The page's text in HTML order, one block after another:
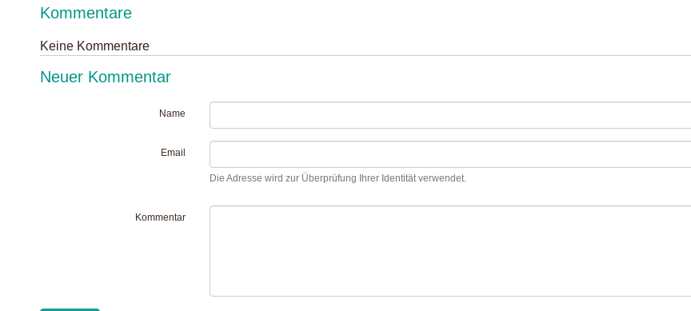
Kommentare
Keine Kommentare
Neuer Kommentar
Name
Email
Die Adresse wird zur Überprüfung Ihrer Identität verwendet.
Kommentar